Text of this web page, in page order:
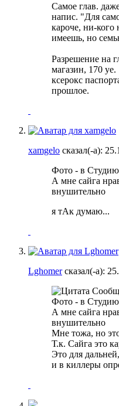
Самое глав.
напис. "Для
кароче, ни-кого
имеешь, но
Разрешение на
магазин, 170
ксерокс
прошлое.
xamgelo сказал(-а):
Фото - в
А мне сайга
внушительно
я тАк думаю...
Lghomerсказал(-а):
Фото - в
А мне сайга
внушительно
Мне тожа, но
Т.к. Сайга это
Это для
и в киллеры